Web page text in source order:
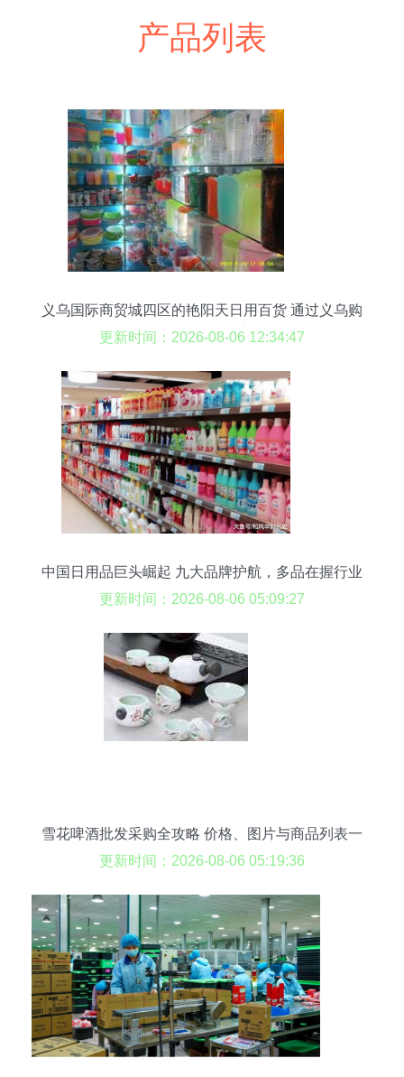
产品列表
义乌国际商贸城四区的艳阳天日用百货 通过义乌购
走向全球的繁荣之谜
更新时间：2026-08-06 12:34:47
中国日用品巨头崛起 九大品牌护航，多品在握行业
第一
更新时间：2026-08-06 05:09:27
雪花啤酒批发采购全攻略 价格、图片与商品列表一
网打尽
更新时间：2026-08-06 05:19:36